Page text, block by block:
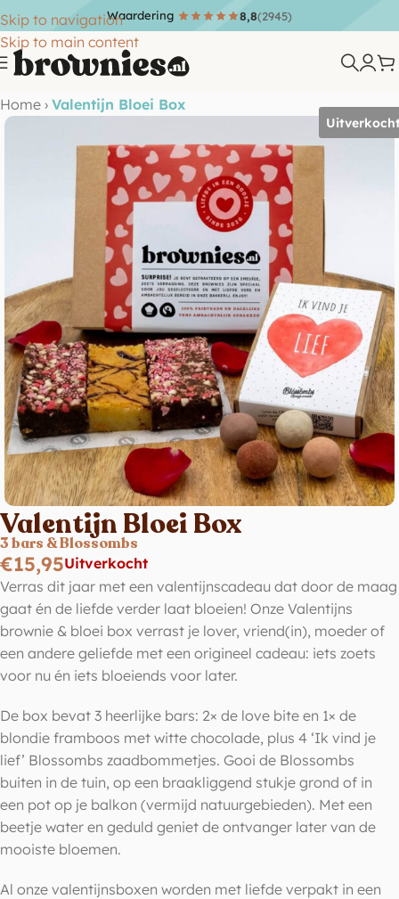
Skip to navigation
Skip to main content
Waardering 8,8(2945)
Home › Valentijn Bloei Box
Valentijn Bloei Box
3 bars & Blossombs
€15,95Uitverkocht
Verras dit jaar met een valentijnscadeau dat door de maag
gaat én de liefde verder laat bloeien! Onze Valentijns
brownie & bloei box verrast je lover, vriend(in), moeder of
een andere geliefde met een origineel cadeau: iets zoets
voor nu én iets bloeiends voor later.
De box bevat 3 heerlijke bars: 2× de love bite en 1× de
blondie framboos met witte chocolade, plus 4 ‘Ik vind je
lief’ Blossombs zaadbommetjes. Gooi de Blossombs
buiten in de tuin, op een braakliggend stukje grond of in
een pot op je balkon (vermijd natuurgebieden). Met een
beetje water en geduld geniet de ontvanger later van de
mooiste bloemen.
Al onze valentijnsboxen worden met liefde verpakt in een